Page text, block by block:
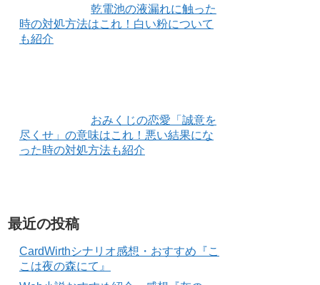
乾電池の液漏れに触った
時の対処方法はこれ！白い粉について
も紹介
おみくじの恋愛「誠意を
尽くせ」の意味はこれ！悪い結果にな
った時の対処方法も紹介
最近の投稿
CardWirthシナリオ感想・おすすめ『こ
こは夜の森にて』